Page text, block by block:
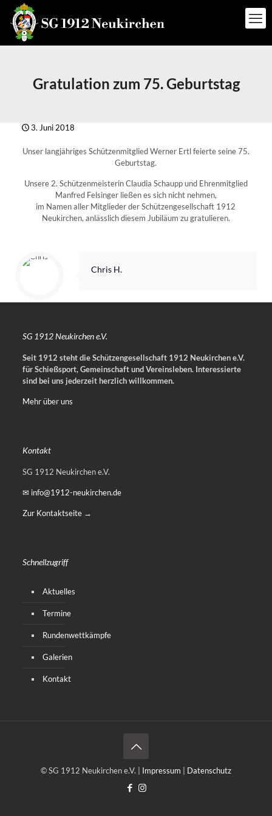
Gratulation zum 75. Geburtstag
3. Juni 2018
Unser langjähriges Schützenmitglied Werner Ertl feierte seine 75.
Geburtstag.
Unsere 2. Schützenmeisterin Claudia Schaupp und Ehrenmitglied
Manfred Felsinger ließen es sich nicht nehmen,
im Namen aller Mitglieder der Schützengesellschaft 1912
Neukirchen, anlässlich diesem Jubiläum zu gratulieren.
Chris H.
SG 1912 Neukirchen e.V.
Seit 1912 steht die Schützengesellschaft 1912 Neukirchen e.V.
für Schießsport, Gemeinschaft und Vereinsleben. Interessierte
sind bei uns jederzeit herzlich willkommen.
Mehr über uns
Kontakt
SG 1912 Neukirchen e.V.
✉ info@1912-neukirchen.de
Zur Kontaktseite →
Schnellzugriff
Aktuelles
Termine
Rundenwettkämpfe
Galerien
Kontakt
© SG 1912 Neukirchen e.V. | Impressum Datenschutz